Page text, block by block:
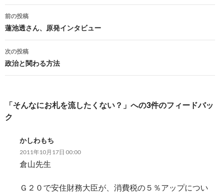
b
o
o
k
es
t
y
n
n
投
稿
ナ
ビ
ゲ
ー
シ
前の投稿
蓮池透さん、原発インタビュー
次の投稿
政治と関わる方法
「そんなにお札を流したくない？」への3件のフィードバッ
ク
かしわもち
2011年10月17日 00:00
倉山先生
Ｇ２０で安住財務大臣が、消費税の５％アップについ